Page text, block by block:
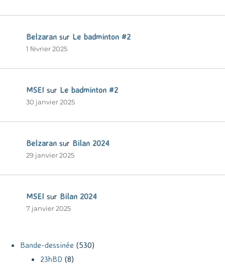
Belzaran sur Le badminton #2
1 février 2025
MSEI sur Le badminton #2
30 janvier 2025
Belzaran sur Bilan 2024
29 janvier 2025
MSEI sur Bilan 2024
7 janvier 2025
Bande-dessinée (530)
23hBD (8)